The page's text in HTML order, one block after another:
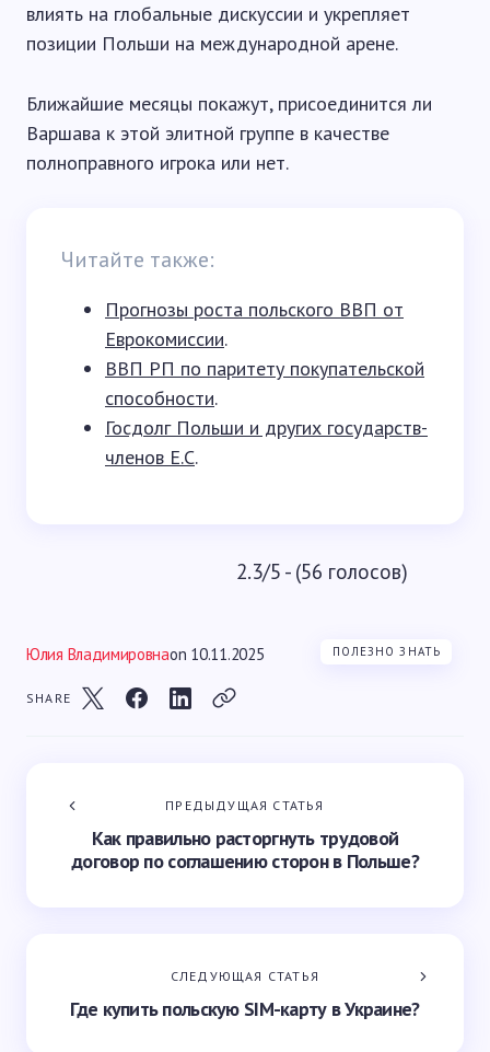
влиять на глобальные дискуссии и укрепляет
позиции Польши на международной арене.
Ближайшие месяцы покажут, присоединится ли
Варшава к этой элитной группе в качестве
полноправного игрока или нет.
Читайте также:
Прогнозы роста польского ВВП от
Еврокомиссии.
ВВП РП по паритету покупательской
способности.
Госдолг Польши и других государств-
членов Е.С.
2.3/5 - (56 голосов)
Юлия Владимировнаon 10.11.2025 ПОЛЕЗНО ЗНАТЬ
SHARE
ПРЕДЫДУЩАЯ СТАТЬЯ
Как правильно расторгнуть трудовой
договор по соглашению сторон в Польше?
СЛЕДУЮЩАЯ СТАТЬЯ
Где купить польскую SIM-карту в Украине?